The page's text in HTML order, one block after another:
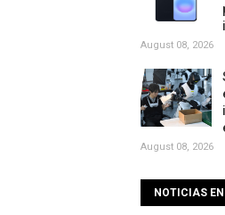
August 08, 2026
August 08, 2026
NOTICIAS